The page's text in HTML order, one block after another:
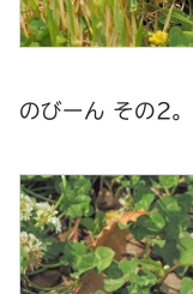
のびーん その2。